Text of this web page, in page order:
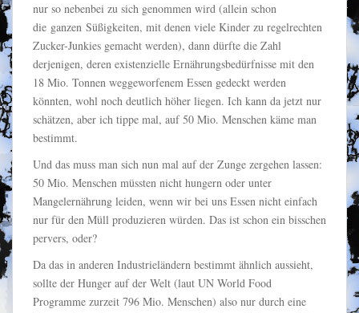
nur so nebenbei zu sich genommen wird (allein schon
die ganzen Süßigkeiten, mit denen viele Kinder zu regelrechten
Zucker-Junkies gemacht werden), dann dürfte die Zahl
derjenigen, deren existenzielle Ernährungsbedürfnisse mit den
18 Mio. Tonnen weggeworfenem Essen gedeckt werden
könnten, wohl noch deutlich höher liegen. Ich kann da jetzt nur
schätzen, aber ich tippe mal, auf 50 Mio. Menschen käme man
bestimmt.
Und das muss man sich nun mal auf der Zunge zergehen lassen:
50 Mio. Menschen müssten nicht hungern oder unter
Mangelernährung leiden, wenn wir bei uns Essen nicht einfach
nur für den Müll produzieren würden. Das ist schon ein bisschen
pervers, oder?
Da das in anderen Industrieländern bestimmt ähnlich aussieht,
sollte der Hunger auf der Welt (laut UN World Food
Programme zurzeit 796 Mio. Menschen) also nur durch eine